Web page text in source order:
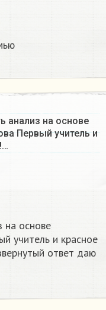
анализ на основе
Первый учитель и
на основе
учитель и красное
ответ даю